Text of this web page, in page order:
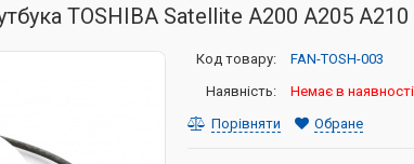
TOSHIBA Satellite A200 A205
Код товару:
FAN-TOSH-003
Наявність:
Немає в наявності
Порівняти
Обране